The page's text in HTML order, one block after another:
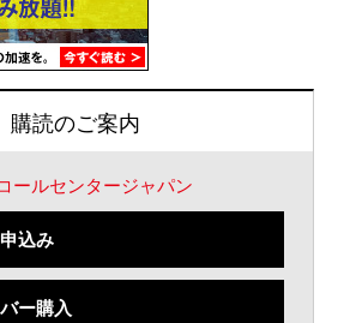
購読のご案内
ールセンタージャパン
込み
ー購入